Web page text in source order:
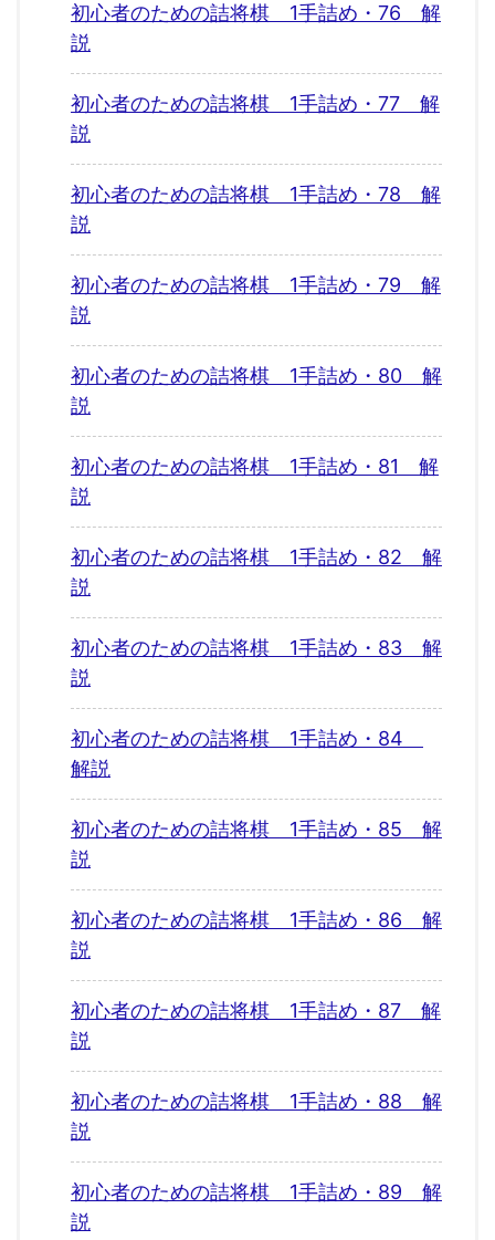
初心者のための詰将棋 1手詰め・76 解
説
初心者のための詰将棋 1手詰め・77 解
説
初心者のための詰将棋 1手詰め・78 解
説
初心者のための詰将棋 1手詰め・79 解
説
初心者のための詰将棋 1手詰め・80 解
説
初心者のための詰将棋 1手詰め・81 解
説
初心者のための詰将棋 1手詰め・82 解
説
初心者のための詰将棋 1手詰め・83 解
説
初心者のための詰将棋 1手詰め・84
解説
初心者のための詰将棋 1手詰め・85 解
説
初心者のための詰将棋 1手詰め・86 解
説
初心者のための詰将棋 1手詰め・87 解
説
初心者のための詰将棋 1手詰め・88 解
説
初心者のための詰将棋 1手詰め・89 解
説